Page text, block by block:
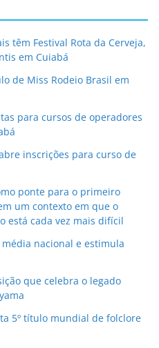
têm Festival Rota da Cerveja,
em Cuiabá
de Miss Rodeio Brasil em
para cursos de operadores
inscrições para curso de
ponte para o primeiro
um contexto em que o
está cada vez mais difícil
nacional e estimula
que celebra o legado
5º título mundial de folclore